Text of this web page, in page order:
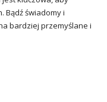
Bądź świadomy i
bardziej przemyślane i